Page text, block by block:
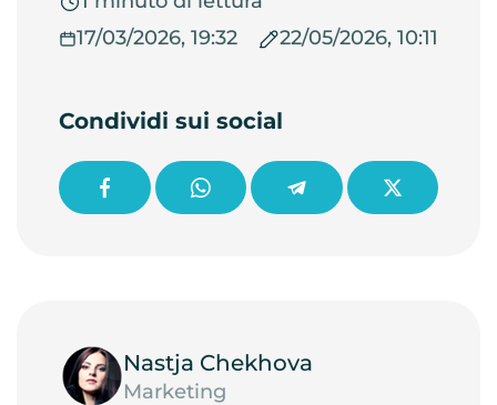
17/03/2026, 19:32
22/05/2026, 10:11
Condividi sui social
Nastja Chekhova
Marketing